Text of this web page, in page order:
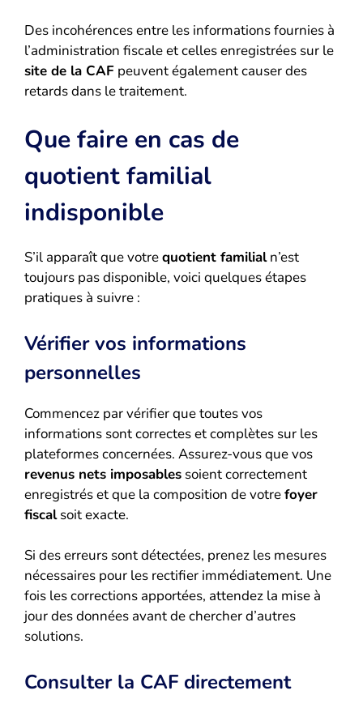
Des incohérences entre les informations fournies à
l’administration fiscale et celles enregistrées sur le
site de la CAF peuvent également causer des
retards dans le traitement.
Que faire en cas de
quotient familial
indisponible
S’il apparaît que votrequotient familialn’est
toujours pas disponible, voici quelques étapes
pratiques à suivre :
Vérifier vos informations
personnelles
Commencez par vérifier que toutes vos
informations sont correctes et complètes sur les
plateformes concernées. Assurez-vous que vos
revenus nets imposables soient correctement
enregistrés et que la composition de votrefoyer
fiscalsoit exacte.
Si des erreurs sont détectées, prenez les mesures
nécessaires pour les rectifier immédiatement. Une
fois les corrections apportées, attendez la mise à
jour des données avant de chercher d’autres
solutions.
Consulter la CAF directement